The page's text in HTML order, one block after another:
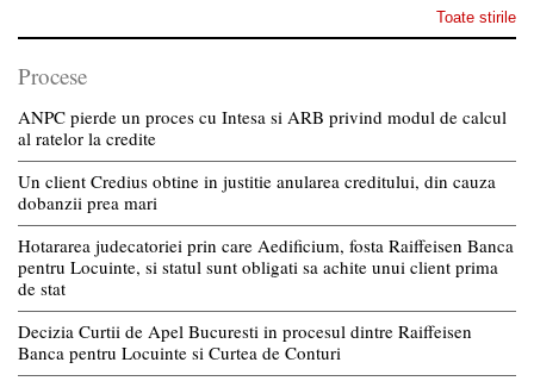
Toate stirile
Procese
ANPC pierde un proces cu Intesa si ARB privind modul de calcul
al ratelor la credite
Un client Credius obtine in justitie anularea creditului, din cauza
dobanzii prea mari
Hotararea judecatoriei prin care Aedificium, fosta Raiffeisen Banca
pentru Locuinte, si statul sunt obligati sa achite unui client prima
de stat
Decizia Curtii de Apel Bucuresti in procesul dintre Raiffeisen
Banca pentru Locuinte si Curtea de Conturi